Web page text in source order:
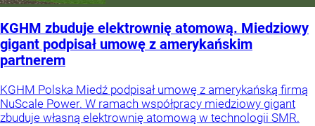
KGHM zbuduje elektrownię atomową. Miedziowy
gigant podpisał umowę z amerykańskim
partnerem
KGHM Polska Miedź podpisał umowę z amerykańską firmą
NuScale Power. W ramach współpracy miedziowy gigant
zbuduje własną elektrownię atomową w technologii SMR.